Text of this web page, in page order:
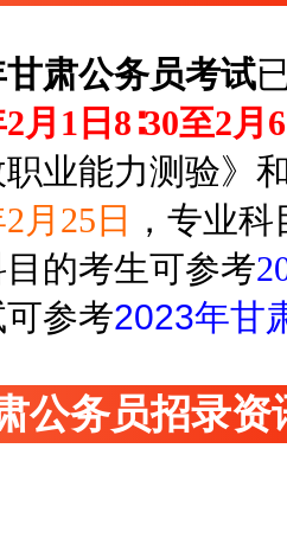
甘肃公务员考试
月1日8∶30至2月
业能力测验》
月25日 ，专业
的考生可参考
参考2023年甘
公务员招录资